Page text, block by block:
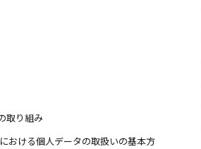
取り組み
おける個人データの取扱いの基本方